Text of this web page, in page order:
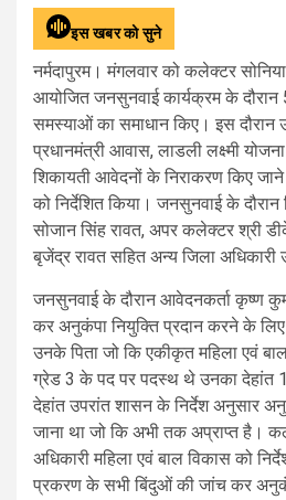
इस खबर को सुने
नर्मदापुरम। मंगलवार को कलेक्टर
आयोजित जनसुनवाई कार्यक्रम के
समस्याओं का समाधान किए। इस दौरान
प्रधानमंत्री आवास, लाडली लक्ष्मी
शिकायती आवेदनों के निराकरण किए
को निर्देशित किया। जनसुनवाई के
सोजान सिंह रावत, अपर कलेक्टर श्री
बृजेंद्र रावत सहित अन्य जिला अधिकारी
जनसुनवाई के दौरान आवेदनकर्ता कृष्ण
कर अनुकंपा नियुक्ति प्रदान करने के
उनके पिता जो कि एकीकृत महिला एवं
ग्रेड 3 के पद पर पदस्थ थे उनका देहांत
देहांत उपरांत शासन के निर्देश अनुसार
जाना था जो कि अभी तक अप्राप्त है।
अधिकारी महिला एवं बाल विकास को
प्रकरण के सभी बिंदुओं की जांच कर